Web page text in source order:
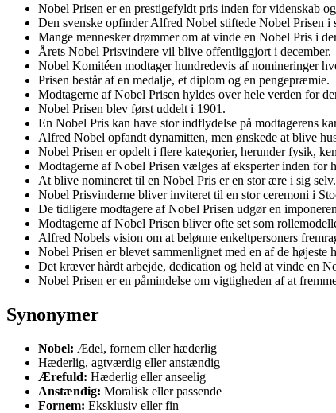
Nobel Prisen er en prestigefyldt pris inden for videnskab
Den svenske opfinder Alfred Nobel stiftede Nobel Prisen i
Mange mennesker drømmer om at vinde en Nobel Pris i
Årets Nobel Prisvindere vil blive offentliggjort i december.
Nobel Komitéen modtager hundredevis af nomineringer
Prisen består af en medalje, et diplom og en pengepræmie.
Modtagerne af Nobel Prisen hyldes over hele verden for
Nobel Prisen blev først uddelt i 1901.
En Nobel Pris kan have stor indflydelse på modtagerens
Alfred Nobel opfandt dynamitten, men ønskede at blive
Nobel Prisen er opdelt i flere kategorier, herunder fysik,
Modtagerne af Nobel Prisen vælges af eksperter inden for
At blive nomineret til en Nobel Pris er en stor ære i sig selv.
Nobel Prisvinderne bliver inviteret til en stor ceremoni i
De tidligere modtagere af Nobel Prisen udgør en
Modtagerne af Nobel Prisen bliver ofte set som
Alfred Nobels vision om at belønne enkeltpersoners
Nobel Prisen er blevet sammenlignet med en af de højeste
Det kræver hårdt arbejde, dedication og held at vinde en
Nobel Prisen er en påmindelse om vigtigheden af at
Synonymer
Nobel: Ædel, fornem eller hæderlig
Hæderlig, agtværdig eller anstændig
Ærefuld: Hæderlig eller anseelig
Anstændig: Moralisk eller passende
Fornem: Eksklusiv eller fin